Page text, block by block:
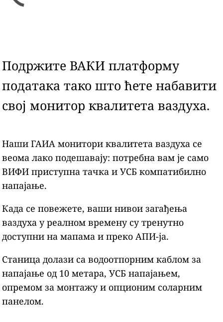
Подржите ВАКИ платформу
података тако што ћете набавити
свој монитор квалитета ваздуха.
Наши ГАИА монитори квалитета ваздуха се
веома лако подешавају: потребна вам је само
ВИФИ приступна тачка и УСБ компатибилно
напајање.
Када се повежете, ваши нивои загађења
ваздуха у реалном времену су тренутно
доступни на мапама и преко АПИ-ја.
Станица долази са водоотпорним каблом за
напајање од 10 метара, УСБ напајањем,
опремом за монтажу и опционим соларним
панелом.